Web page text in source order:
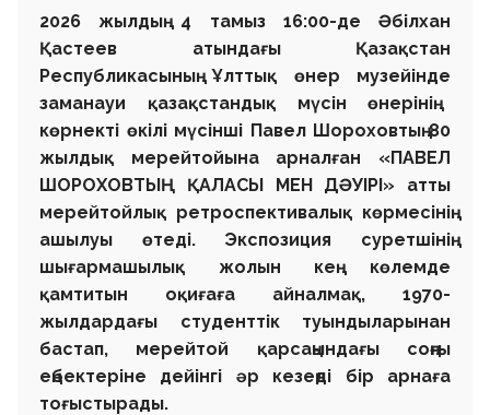
2026 жылдың 4 тамыз 16:00-де
Әбілхан
Қастеев атындағы Қазақстан
РеспубликасыныңҰлттық өнер музейінде
заманауи қазақстандық мүсін өнерінің
көрнекті өкілі мүсінші Павел Шороховтың80
жылдық мерейтойына арналған «ПАВЕЛ
ШОРОХОВТЫҢ ҚАЛАСЫ МЕН ДӘУІРІ» атты
мерейтойлық ретроспективалық көрмесінің
ашылуы өтеді. Экспозиция суретшінің
шығармашылық жолын кең көлемде
қамтитын оқиғаға айналмақ, 1970-
жылдардағы студенттік туындыларынан
бастап, мерейтой қарсаңындағы соңғы
еңбектеріне дейінгі әр кезеңді бір арнаға
тоғыстырады.